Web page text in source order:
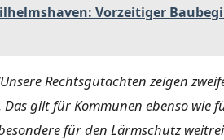
Vorzeitiger
Rechtsgutachten zeigen
Das gilt für Kommunen ebenso
für den Lärmschutz